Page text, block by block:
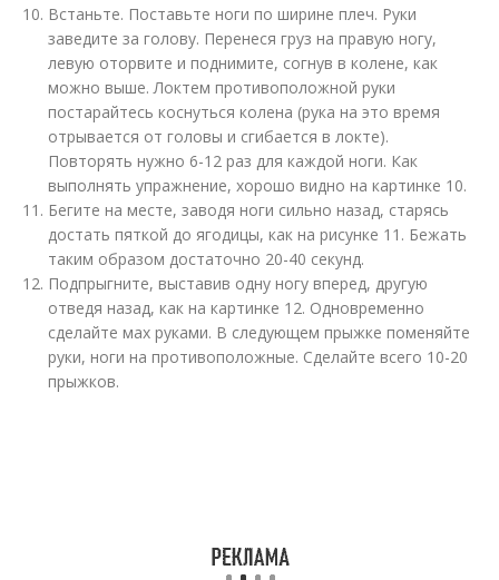
Встаньте. Поставьте ноги по ширине плеч. Руки
заведите за голову. Перенеся груз на правую ногу,
левую оторвите и поднимите, согнув в колене, как
можно выше. Локтем противоположной руки
постарайтесь коснуться колена (рука на это время
отрывается от головы и сгибается в локте).
Повторять нужно 6-12 раз для каждой ноги. Как
выполнять упражнение, хорошо видно на картинке 10.
Бегите на месте, заводя ноги сильно назад, старясь
достать пяткой до ягодицы, как на рисунке 11. Бежать
таким образом достаточно 20-40 секунд.
Подпрыгните, выставив одну ногу вперед, другую
отведя назад, как на картинке 12. Одновременно
сделайте мах руками. В следующем прыжке поменяйте
руки, ноги на противоположные. Сделайте всего 10-20
прыжков.